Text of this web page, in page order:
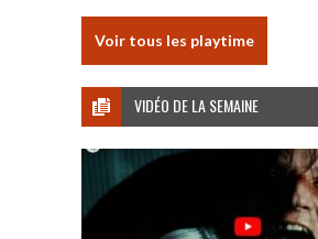
Voir tous les playtime
VIDÉO DE LA SEMAINE